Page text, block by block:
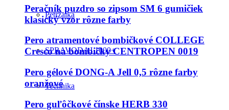
Petržalka
SPRAVODAJ 1000+
Technika
Peračník puzdro so zipsom SM 6 gumičiek
klasický vzor rôzne farby
Pero atramentové bombičkové COLLEGE
Cresco na bombičky CENTROPEN 0019
Pero gélové DONG-A Jell 0,5 rôzne farby
oranžové
Pero guľôčkové čínske HERB 330